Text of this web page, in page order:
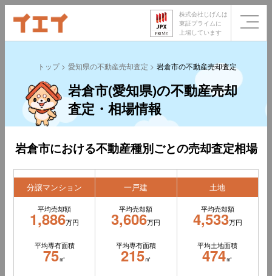
株式会社じげんは
東証プライムに
上場しています
トップ 愛知県の不動産売却査定 岩倉市の不動産売却査定
岩倉市(愛知県)の不動産売却
査定・相場情報
岩倉市における不動産種別ごとの売却査定相場
分譲マンション
平均売却額
1,886万円
平均専有面積
75㎡
一戸建
平均売却額
3,606万円
平均専有面積
215㎡
土地
平均売却額
4,533万円
平均土地面積
474㎡